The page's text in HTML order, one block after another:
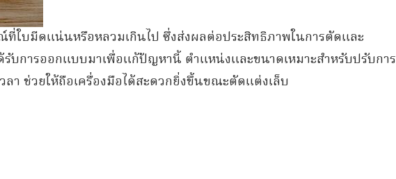
ใบมีดแน่นหรือหลวมเกินไป ซึ่งส่งผลต่อประสิทธิภาพในการตัดและ
รับการออกแบบมาเพื่อแก้ปัญหานี้ ตำแหน่งและขนาดเหมาะสำหรับปรับการ
า ช่วยให้ถือเครื่องมือได้สะดวกยิ่งขึ้นขณะตัดแต่งเล็บ